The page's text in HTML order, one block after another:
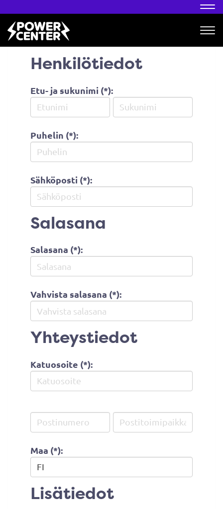
Henkilötiedot
Etu- ja sukunimi (*):
Puhelin (*):
Sähköposti (*):
Salasana
Salasana (*):
Vahvista salasana (*):
Yhteystiedot
Katuosoite (*):
Maa (*):
Lisätiedot